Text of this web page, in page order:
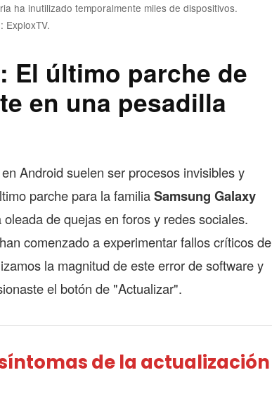
ha inutilizado temporalmente miles de dispositivos.
ExploxTV.
El último parche de
en una pesadilla
Android suelen ser procesos invisibles y
parche para la familiaSamsung Galaxy
de quejas en foros y redes sociales.
comenzado a experimentar fallos críticos de
la magnitud de este error de software y
el botón de "Actualizar".
síntomas de la actualización